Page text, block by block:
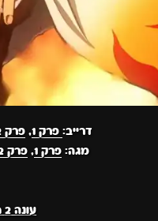
דרייב: פרק 1 ,פרק 2
מגה: פרק 1 , פרק 2
עונה 2 חלק 2 – ארק מחוז הבילויים